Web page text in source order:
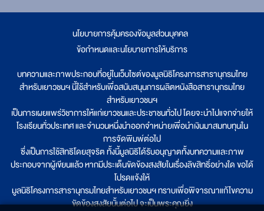
นโยบายการคุ้มครองข้อมูลส่วนบุคคล
ข้อกำหนดและนโยบายการให้บริการ
บทความและภาพประกอบที่อยู่ในเว็บไซต์ของมูลนิธิโครงการสารานุกรมไทย
สำหรับเยาวชนฯ นี้ใช้สำหรับเพื่อสนับสนุนการผลิตหนังสือสารานุกรมไทย
สำหรับเยาวชนฯ
เป็นการเผยแพร่วิชาการให้แก่เยาวชนและประชาชนทั่วไป โดยจะนำไปแจกจ่ายให้
โรงเรียนทั่วประเทศ และจำนวนหนึ่งนำออกจำหน่ายเพื่อนำเงินมาสมทบทุนใน
การจัดพิมพ์ต่อไป
ซึ่งเป็นการใช้สิทธิโดยสุจริต ทั้งนี้มูลนิธิได้รับอนุญาตทั้งบทความและภาพ
ประกอบจากผู้เขียนแล้ว หากมีประเด็นขัดข้องสงสัยในเรื่องลิขสิทธิ์อย่างใด ขอได้
โปรดแจ้งให้
มูลนิธิโครงการสารานุกรมไทยสำหรับเยาวชนฯ ทราบเพื่อพิจารณาแก้ไขความ
ขัดข้องสงสัยนั้นต่อไป จะเป็นพระคุณยิ่ง